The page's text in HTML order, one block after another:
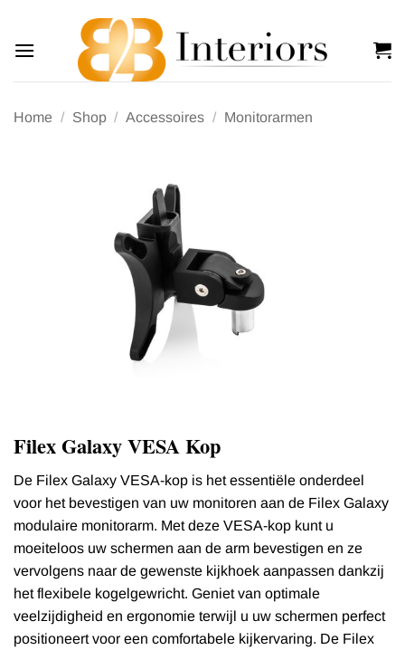
inhoud
Home / Shop / Accessoires / Monitorarmen
Filex Galaxy VESA Kop
De Filex Galaxy VESA-kop is het essentiële onderdeel
voor het bevestigen van uw monitoren aan de Filex Galaxy
modulaire monitorarm. Met deze VESA-kop kunt u
moeiteloos uw schermen aan de arm bevestigen en ze
vervolgens naar de gewenste kijkhoek aanpassen dankzij
het flexibele kogelgewricht. Geniet van optimale
veelzijdigheid en ergonomie terwijl u uw schermen perfect
positioneert voor een comfortabele kijkervaring. De Filex